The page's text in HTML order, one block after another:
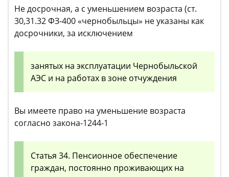
Не досрочная, а с уменьшением возраста (ст.
30,31.32 ФЗ-400 «чернобыльцы» не указаны как
досрочники, за исключением
занятых на эксплуатации Чернобыльской
АЭС и на работах в зоне отчуждения
Вы имеете право на уменьшение возраста
согласно закона-1244-1
Статья 34. Пенсионное обеспечение
граждан, постоянно проживающих на